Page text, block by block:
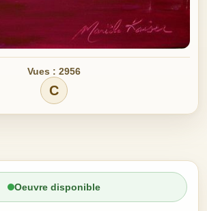
Vues : 2956
C
Oeuvre disponible